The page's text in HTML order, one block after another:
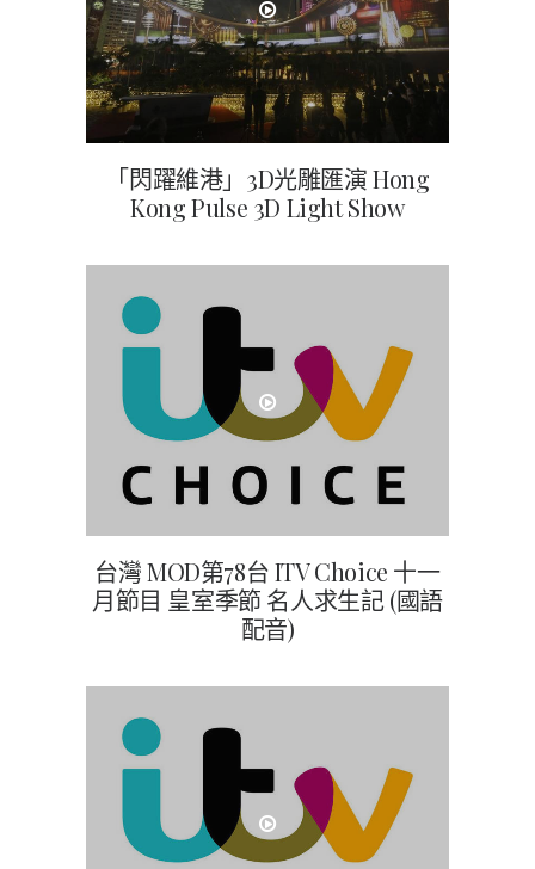
「閃躍維港」3D光雕匯演 Hong
Kong Pulse 3D Light Show
台灣 MOD第78台 ITV Choice 十一
月節目 皇室季節 名人求生記 (國語
配音)